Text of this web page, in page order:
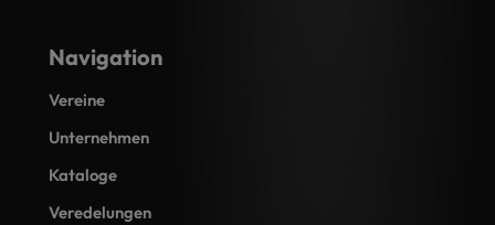
Navigation
Vereine
Unternehmen
Kataloge
Veredelungen